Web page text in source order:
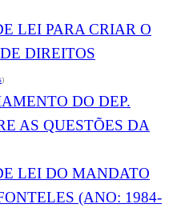
LEI PARA CRIAR O
DIREITOS
)
DO DEP.
AS QUESTÕES DA
LEI DO MANDATO
(ANO: 1984-